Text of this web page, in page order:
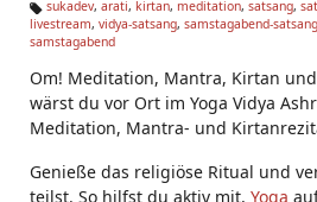
Ta
g
sukadev, arati, kirtan, meditation, satsang,
livestream, vidya-satsang, samstagabend-satsang
samstagabend
Om! Meditation, Mantra, Kirtan
wärst du vor Ort im Yoga Vidya
Meditation, Mantra- und
Genieße das religiöse Ritual und
teilst. So hilfst du aktiv mit, Yoga